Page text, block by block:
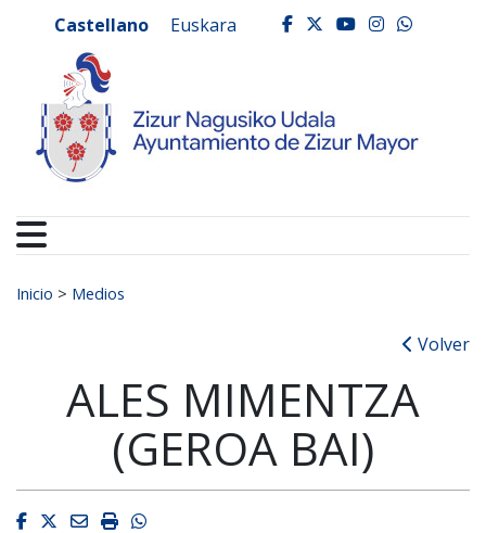
Ayuntamiento de
Castellano Euskara facebook
twitter
youtube
Buscar:
Inicio > Medios
Volver
ALES MIMENTZA
(GEROA BAI)
Facebook
Twitter
EmailImprimirWhatsapp